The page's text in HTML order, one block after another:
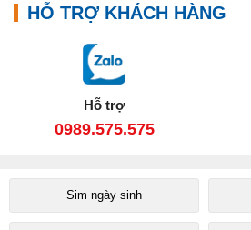
HỖ TRỢ KHÁCH HÀNG
Hỗ trợ
0989.575.575
Sim ngày sinh